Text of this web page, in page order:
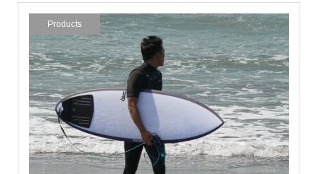
Products